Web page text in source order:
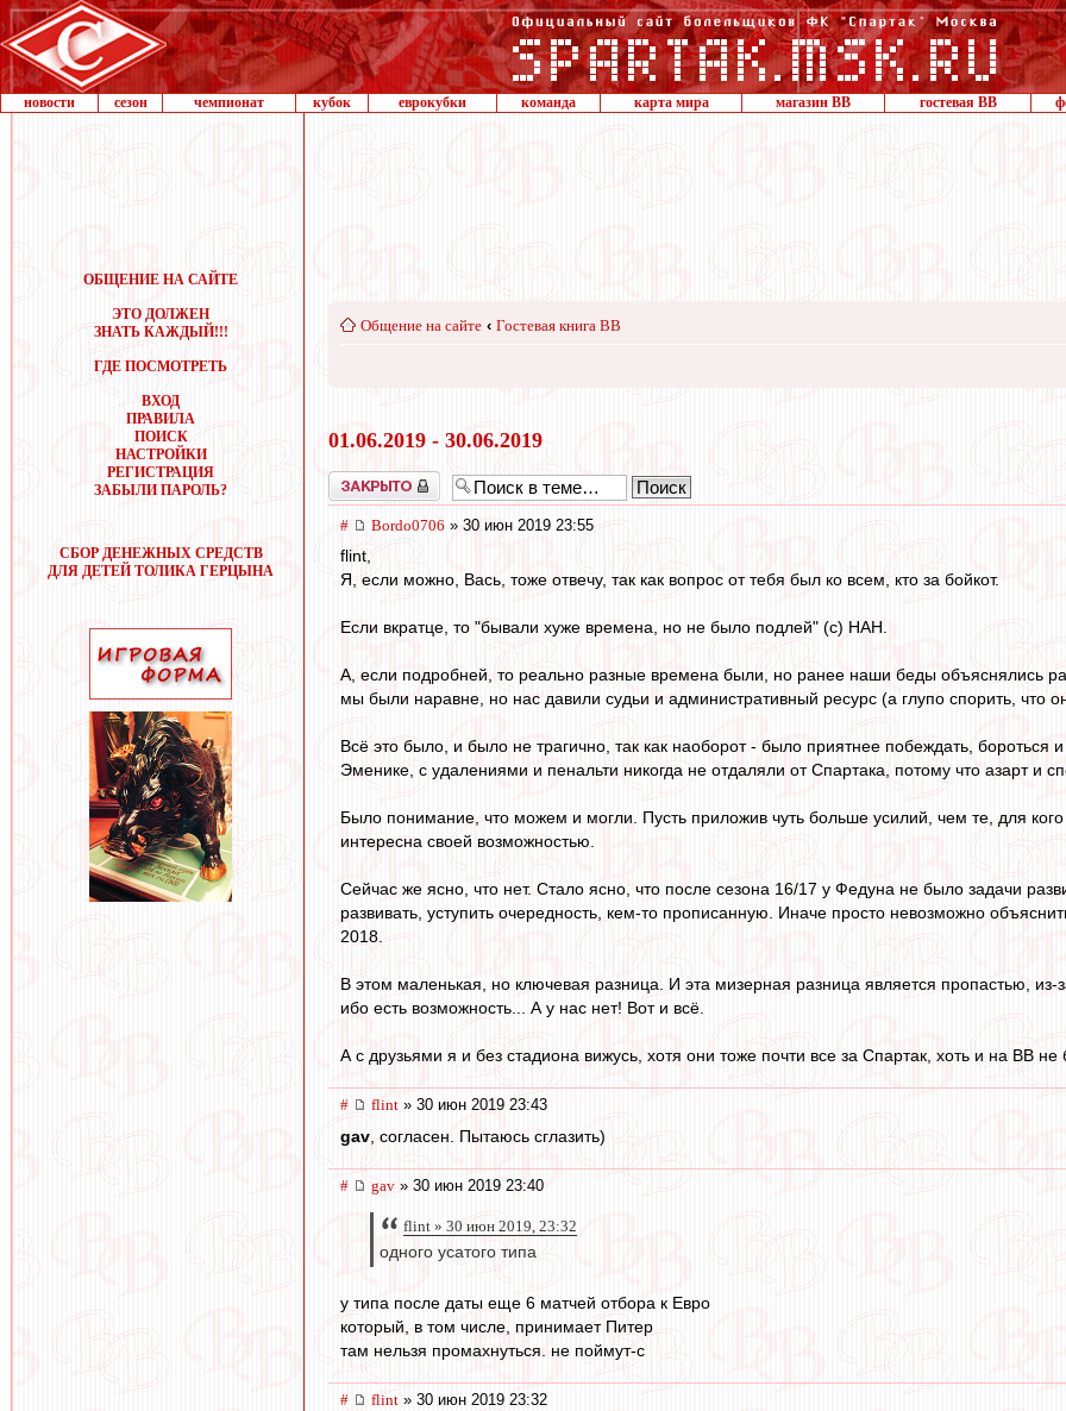
новости сезон чемпионат кубок еврокубки команда карта мира магазин ВВ гостевая ВВ
ОБЩЕНИЕ НА САЙТЕ
ЭТО ДОЛЖЕН
ЗНАТЬ КАЖДЫЙ!!!
ГДЕ ПОСМОТРЕТЬ
ВХОД
ПРАВИЛА
ПОИСК
НАСТРОЙКИ
РЕГИСТРАЦИЯ
ЗАБЫЛИ ПАРОЛЬ?
СБОР ДЕНЕЖНЫХ СРЕДСТВ
ДЛЯ ДЕТЕЙ ТОЛИКА ГЕРЦЫНА
Общение на сайте ‹ Гостевая книга ВВ
01.06.2019 - 30.06.2019
Закрыто
# Bordo0706 » 30 июн 2019 23:55
flint,
Я, если можно, Вась, тоже отвечу, так как вопрос от тебя был ко всем, кто за бойкот.
Если вкратце, то "бывали хуже времена, но не было подлей" (с) НАН.
А, если подробней, то реально разные времена были, но ранее наши беды объяснялись
мы были наравне, но нас давили судьи и административный ресурс (а глупо спорить, что
Всё это было, и было не трагично, так как наоборот - было приятнее побеждать,
Эменике, с удалениями и пенальти никогда не отдаляли от Спартака, потому что азарт и
Было понимание, что можем и могли. Пусть приложив чуть больше усилий, чем те, для
интересна своей возможностью.
Сейчас же ясно, что нет. Стало ясно, что после сезона 16/17 у Федуна не было задачи
развивать, уступить очередность, кем-то прописанную. Иначе просто невозможно
2018.
В этом маленькая, но ключевая разница. И эта мизерная разница является пропастью, из-
ибо есть возможность... А у нас нет! Вот и всё.
А с друзьями я и без стадиона вижусь, хотя они тоже почти все за Спартак, хоть и на ВВ не
# flint » 30 июн 2019 23:43
gav , согласен. Пытаюсь сглазить)
# gav » 30 июн 2019 23:40
flint » 30 июн 2019, 23:32
одного усатого типа
у типа после даты еще 6 матчей отбора к Евро
который, в том числе, принимает Питер
там нельзя промахнуться. не поймут-с
# flint » 30 июн 2019 23:32